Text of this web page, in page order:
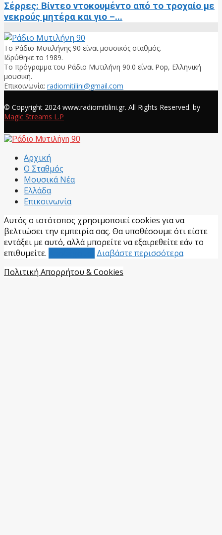
Σέρρες: Βίντεο ντοκουμέντο από το τροχαίο με
νεκρούς μητέρα και γιο –...
Το Ράδιο Μυτιλήνης 90 είναι μουσικός σταθμός.
Ιδρύθηκε το 1989.
Το πρόγραμμα του Ράδιο Μυτιλήνη 90.0 είναι Pop, Ελληνική
μουσική.
Επικοινωνία: radiomitilini@gmail.com
© Copyright 2024 www.radiomitilini.gr. All Rights Reserved. by
Magic Streams L.P
Αρχική
Ο Σταθμός
Μουσικά Νέα
Ελλάδα
Επικοινωνία
Αυτός ο ιστότοπος χρησιμοποιεί cookies για να
βελτιώσει την εμπειρία σας. Θα υποθέσουμε ότι είστε
εντάξει με αυτό, αλλά μπορείτε να εξαιρεθείτε εάν το
επιθυμείτε.
Διαβάστε περισσότερα
Πολιτική Απορρήτου & Cookies